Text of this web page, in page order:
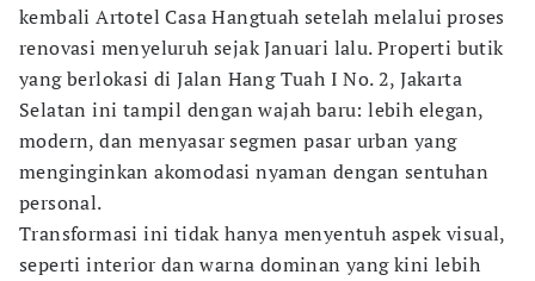
kembali Artotel Casa Hangtuah setelah melalui proses
renovasi menyeluruh sejak Januari lalu. Properti butik
yang berlokasi di Jalan Hang Tuah I No. 2, Jakarta
Selatan ini tampil dengan wajah baru: lebih elegan,
modern, dan menyasar segmen pasar urban yang
menginginkan akomodasi nyaman dengan sentuhan
personal.
Transformasi ini tidak hanya menyentuh aspek visual,
seperti interior dan warna dominan yang kini lebih